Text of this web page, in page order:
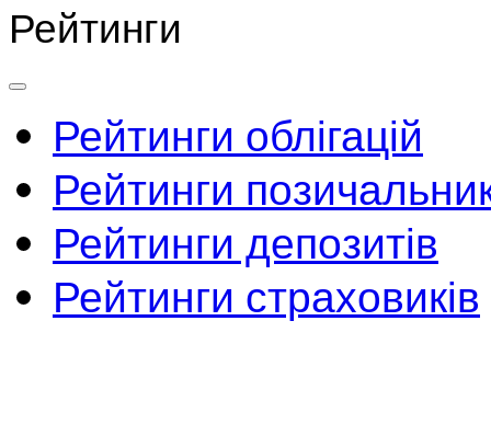
Рейтинги
Рейтинги облігацій
Рейтинги
Рейтинги депозитів
Рейтинги страховиків